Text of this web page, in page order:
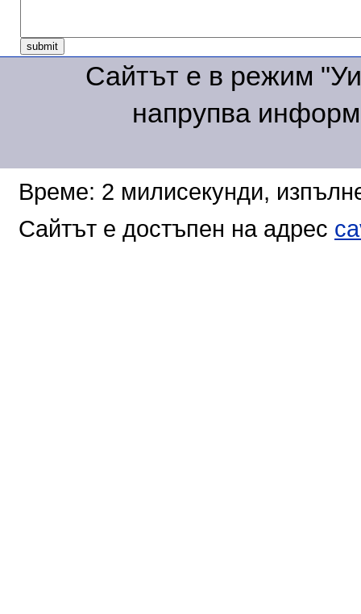
Сайтът е в режим
напрупва
Време: 2 милисекунди,
Сайтът е достъпен на адрес